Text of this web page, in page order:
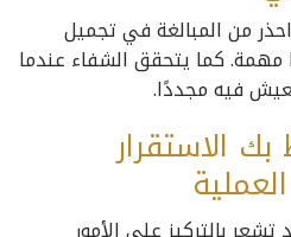
من المبالغة في تجميل
كما يتحقق الشفاء عندما
فيه مجددًا.
الاستقرار